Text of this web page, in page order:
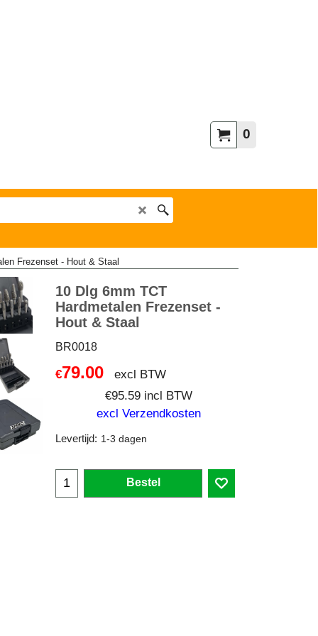
0
Frezenset - Hout & Staal
10 Dlg 6mm TCT
Hardmetalen Frezenset -
Hout & Staal
BR0018
€79.00
excl BTW
€95.59 incl BTW
excl Verzendkosten
Levertijd: 1-3 dagen
Bestel